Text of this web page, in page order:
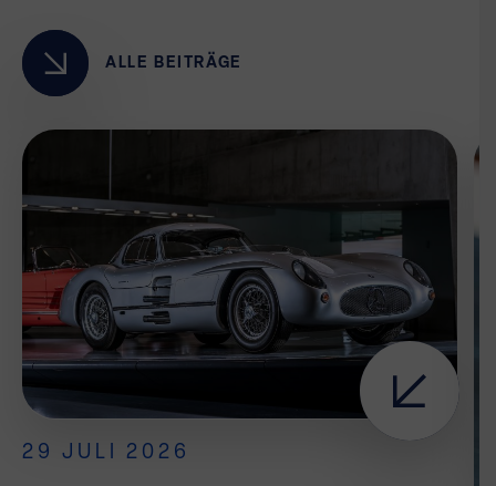
ALLE BEITRÄGE
29 JULI 2026